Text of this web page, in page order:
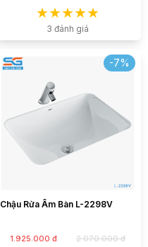
3 đánh giá
-7%
Chậu Rửa Âm Bàn L-2298V
1.925.000 đ 2.070.000 đ